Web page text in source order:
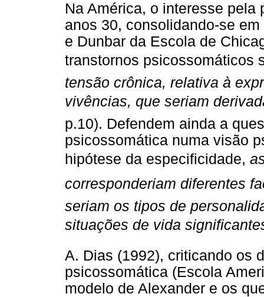
Na América, o interesse
anos 30, consolidando-se
e Dunbar da Escola de
transtornos psicossomáticos
tensão crônica, relativa à
vivências, que seriam
p.10). Defendem ainda a
psicossomática numa visão
hipótese da especificidade,
corresponderiam diferentes
seriam os tipos de
situações de vida
A. Dias (1992), criticando os
psicossomática (Escola
modelo de Alexander e os